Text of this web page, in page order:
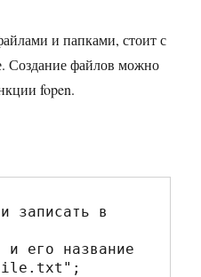
и папками, стоит с
Создание файлов можно
fopen.
записать в
его название
file.txt";